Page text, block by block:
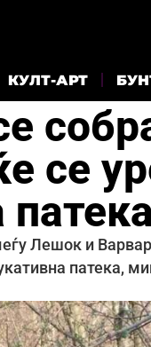
КУЛТ-АРТ
се
Лешок и
патека,